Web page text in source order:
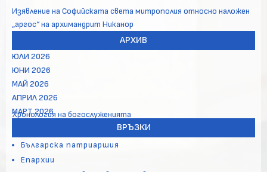
Изявление на Софийската света митрополия относно наложен
„аргос“ на архимандрит Никанор
АРХИВ
ЮЛИ 2026
ЮНИ 2026
МАЙ 2026
АПРИЛ 2026
МАРТ 2026
Хронология на богослуженията
ВРЪЗКИ
Българска патриаршия
Епархии